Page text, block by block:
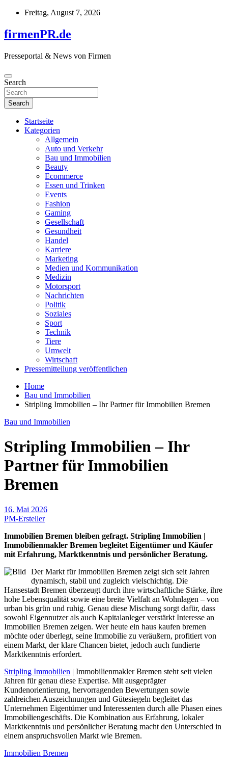
Skip
content
Freitag, August 7, 2026
firmenPR.de
Presseportal & News von Firmen
Search
Search
Startseite
Kategorien
Allgemein
Auto und Verkehr
Bau und Immobilien
Beauty
Ecommerce
Essen und Trinken
Events
Fashion
Gaming
Gesellschaft
Gesundheit
Handel
Karriere
Marketing
Medien und Kommunikation
Medizin
Motorsport
Nachrichten
Politik
Soziales
Sport
Technik
Tiere
Umwelt
Wirtschaft
Pressemitteilung veröffentlichen
Home
Bau und Immobilien
Stripling Immobilien – Ihr Partner für Immobilien Bremen
Bau und Immobilien
Stripling Immobilien – Ihr
Partner für Immobilien
Bremen
16. Mai 2026
PM-Ersteller
Immobilien Bremen bleiben gefragt. Stripling Immobilien |
Immobilienmakler Bremen begleitet Eigentümer und Käufer
mit Erfahrung, Marktkenntnis und persönlicher Beratung.
Der Markt für Immobilien Bremen zeigt sich seit Jahren
dynamisch, stabil und zugleich vielschichtig. Die
Hansestadt Bremen überzeugt durch ihre wirtschaftliche Stärke, ihre
hohe Lebensqualität sowie eine breite Vielfalt an Wohnlagen – von
urban bis grün und ruhig. Genau diese Mischung sorgt dafür, dass
sowohl Eigennutzer als auch Kapitalanleger verstärkt Interesse an
Immobilien Bremen zeigen. Wer heute ein haus kaufen bremen
möchte oder überlegt, seine Immobilie zu veräußern, profitiert von
einem Markt, der klare Chancen bietet, jedoch auch fundierte
Marktkenntnis erfordert.
Stripling Immobilien | Immobilienmakler Bremen steht seit vielen
Jahren für genau diese Expertise. Mit ausgeprägter
Kundenorientierung, hervorragenden Bewertungen sowie
zahlreichen Auszeichnungen und Gütesiegeln begleitet das
Unternehmen Eigentümer und Interessenten durch alle Phasen eines
Immobiliengeschäfts. Die Kombination aus Erfahrung, lokaler
Marktkenntnis und persönlicher Beratung macht den Unterschied in
einem anspruchsvollen Markt wie Bremen.
Immobilien Bremen